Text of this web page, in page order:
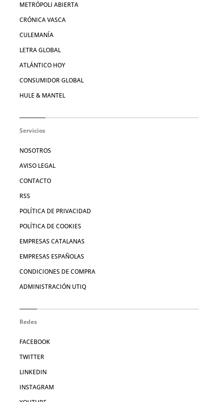
METRÓPOLI ABIERTA
CRÓNICA VASCA
CULEMANÍA
LETRA GLOBAL
ATLÁNTICO HOY
CONSUMIDOR GLOBAL
HULE & MANTEL
Servicios
NOSOTROS
AVISO LEGAL
CONTACTO
RSS
POLÍTICA DE PRIVACIDAD
POLÍTICA DE COOKIES
EMPRESAS CATALANAS
EMPRESAS ESPAÑOLAS
CONDICIONES DE COMPRA
ADMINISTRACIÓN UTIQ
Redes
FACEBOOK
TWITTER
LINKEDIN
INSTAGRAM